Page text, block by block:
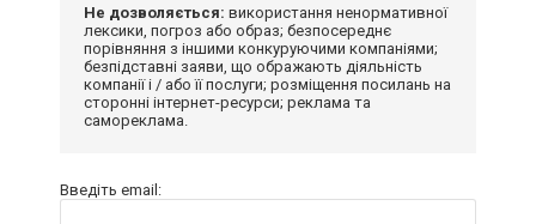
Не дозволяється: використання ненормативної
лексики, погроз або образ; безпосереднє
порівняння з іншими конкуруючими компаніями;
безпідставні заяви, що ображають діяльність
компанії і / або її послуги; розміщення посилань на
сторонні інтернет-ресурси; реклама та
самореклама.
Введіть email: